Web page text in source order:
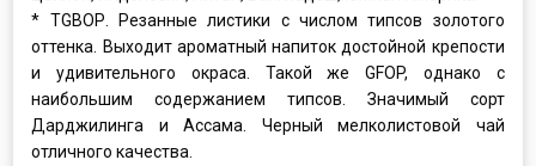
* ТGВОР. Резанные листики с числом типсов золотого
оттенка. Выходит ароматный напиток достойной крепости
и удивительного окраса. Такой же GFOP, однако с
наибольшим содержанием типсов. Значимый сорт
Дарджилинга и Ассама. Черный мелколистовой чай
отличного качества.